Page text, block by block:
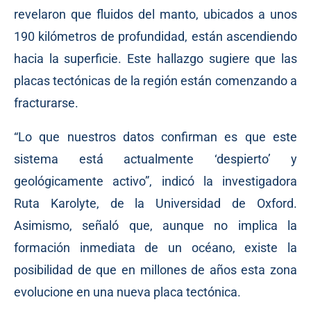
revelaron que fluidos del manto, ubicados a unos
190 kilómetros de profundidad, están ascendiendo
hacia la superficie. Este hallazgo sugiere que las
placas tectónicas de la región están comenzando a
fracturarse.
“Lo que nuestros datos confirman es que este
sistema está actualmente ‘despierto’ y
geológicamente activo”, indicó la investigadora
Ruta Karolyte, de la Universidad de Oxford.
Asimismo, señaló que, aunque no implica la
formación inmediata de un océano, existe la
posibilidad de que en millones de años esta zona
evolucione en una nueva placa tectónica.